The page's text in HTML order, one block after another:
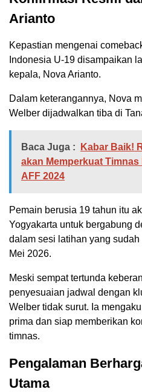
Arianto
Kepastian mengenai
Indonesia U-19 disampaikan
kepala, Nova Arianto.
Dalam keterangannya, Nova
Welber dijadwalkan tiba di
Baca Juga :
Kabar Baik!
akan Memperkuat
AFF 2024
Pemain berusia 19 tahun itu
Yogyakarta untuk bergabung
dalam sesi latihan yang
Mei 2026.
Meski sempat tertunda
penyesuaian jadwal dengan
Welber tidak surut. Ia
prima dan siap memberikan
timnas.
Pengalaman
Utama